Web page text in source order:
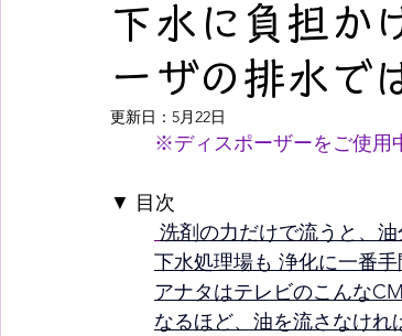
リセットボタン くさい 異臭
TOTOディスポーザー
固着（ハンマー）
下水に負担か
ーザの排水で
更新日： 5月22日
※ディスポーザーをご使用
▼ 目次
洗剤の力だけで流うと、
下水処理場も 浄化に一番
アナタはテレビのこんな
なるほど、油を流さなけれ